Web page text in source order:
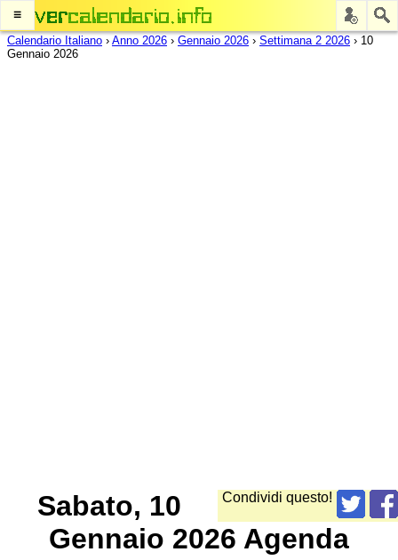
≡
Calendario Italiano › Anno 2026 › Gennaio 2026 › Settimana 2 2026 › 10
Gennaio 2026
Condividi questo!
Sabato, 10
Gennaio 2026 Agenda